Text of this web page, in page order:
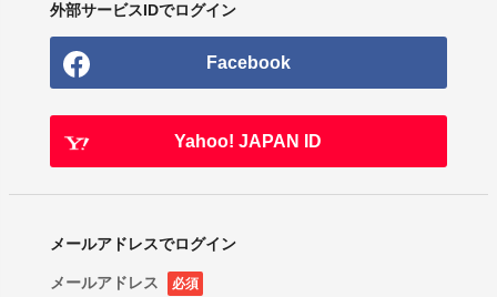
外部サービスIDでログイン
Facebook
Yahoo! JAPAN ID
メールアドレスでログイン
メールアドレス 必須